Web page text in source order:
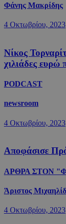
Φάνης Μακρίδης
4 Οκτωβρίου, 2023
Νίκος
χιλιάδες ευρώ
PODCAST
newsroom
4 Οκτωβρίου, 2023
Αποφάσισε
ΑΡΘΡΑ ΣΤΟΝ
Άριστος
4 Οκτωβρίου, 2023